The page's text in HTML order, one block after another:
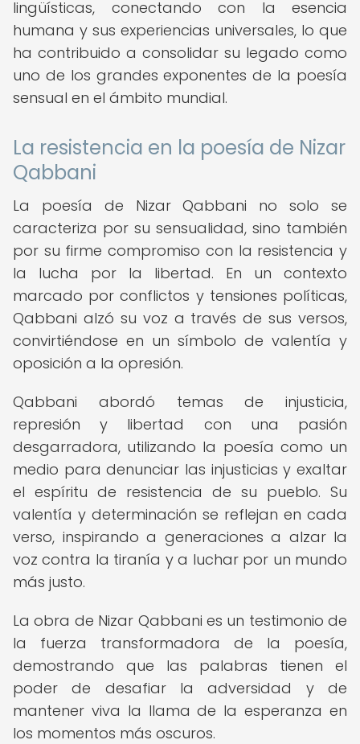
lingüísticas, conectando con la esencia
humana y sus experiencias universales, lo que
ha contribuido a consolidar su legado como
uno de los grandes exponentes de la poesía
sensual en el ámbito mundial.
La resistencia en la poesía de Nizar
Qabbani
La poesía de Nizar Qabbani no solo se
caracteriza por su sensualidad, sino también
por su firme compromiso con la resistencia y
la lucha por la libertad. En un contexto
marcado por conflictos y tensiones políticas,
Qabbani alzó su voz a través de sus versos,
convirtiéndose en un símbolo de valentía y
oposición a la opresión.
Qabbani abordó temas de injusticia,
represión y libertad con una pasión
desgarradora, utilizando la poesía como un
medio para denunciar las injusticias y exaltar
el espíritu de resistencia de su pueblo. Su
valentía y determinación se reflejan en cada
verso, inspirando a generaciones a alzar la
voz contra la tiranía y a luchar por un mundo
más justo.
La obra de Nizar Qabbani es un testimonio de
la fuerza transformadora de la poesía,
demostrando que las palabras tienen el
poder de desafiar la adversidad y de
mantener viva la llama de la esperanza en
los momentos más oscuros.